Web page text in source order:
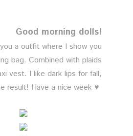
Good morning dolls!
a outfit where I show you
bag. Combined with plaids
vest. I like dark lips for fall,
result! Have a nice week ♥